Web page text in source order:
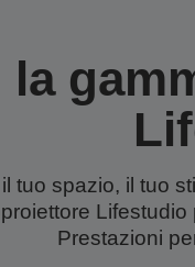
la
tuo spazio, il tuo
Prestazioni